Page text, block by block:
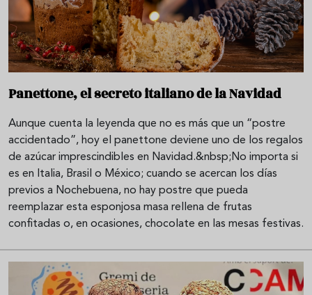
Panettone, el secreto italiano de la Navidad
Aunque cuenta la leyenda que no es más que un “postre
accidentado”, hoy el panettone deviene uno de los regalos
de azúcar imprescindibles en Navidad.&nbsp;No importa si
es en Italia, Brasil o México; cuando se acercan los días
previos a Nochebuena, no hay postre que pueda
reemplazar esta esponjosa masa rellena de frutas
confitadas o, en ocasiones, chocolate en las mesas festivas.